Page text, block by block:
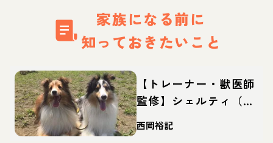
家族になる前に
知っておきたいこと
【トレーナー・獣医師
監修】シェルティ（シ
ェットランドシープド
ッグ）ってどんな犬？
西岡裕記